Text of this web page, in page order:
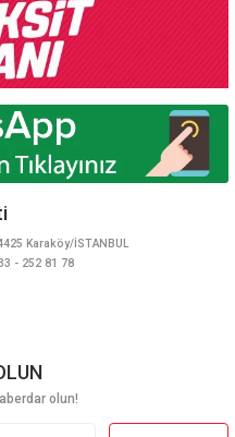
Karaköy/İSTANBUL
- 252 81 78
olun!